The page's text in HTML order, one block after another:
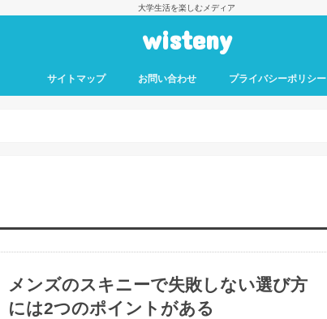
大学生活を楽しむメディア
wisteny
サイトマップ お問い合わせ プライバシーポリシー
メンズのスキニーで失敗しない選び方
には2つのポイントがある